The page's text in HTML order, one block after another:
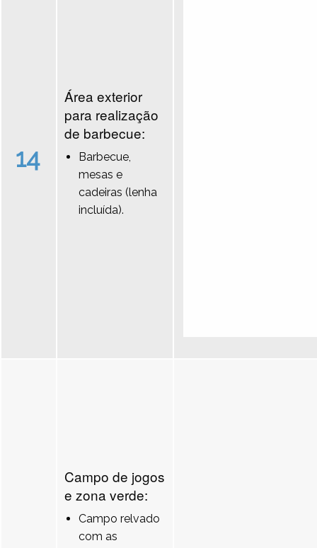
14
Área exterior
para realização
de barbecue:
Barbecue,
mesas e
cadeiras (lenha
incluída).
Campo de jogos
e zona verde:
Campo relvado
com as